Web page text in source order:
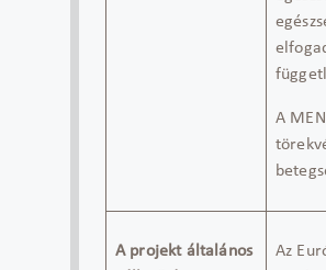
A
A projekt általános
Az E